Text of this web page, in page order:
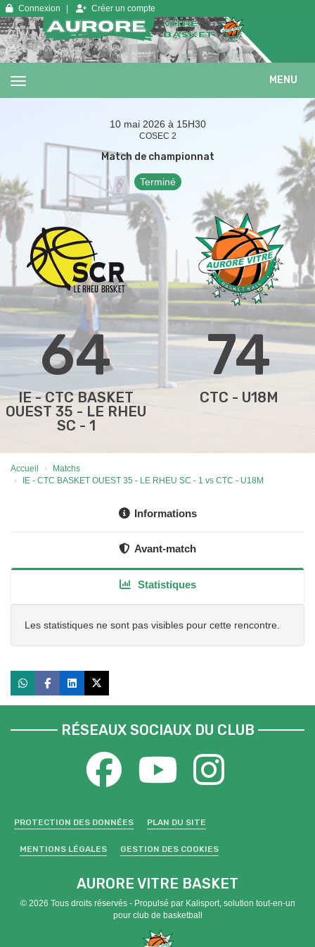
Connexion Créer un compte
MENU
10 mai 2026 à 15H30
COSEC 2
Match de championnat
Terminé
64 74
IE - CTC BASKET
OUEST 35 - LE RHEU
SC - 1
CTC - U18M
Accueil
Matchs
IE - CTC BASKET OUEST 35 - LE RHEU SC - 1 vs CTC - U18M
Informations
Avant-match
Statistiques
Les statistiques ne sont pas visibles pour cette rencontre.
RÉSEAUX SOCIAUX DU CLUB
PROTECTION DES DONNÉES PLAN DU SITE
MENTIONS LÉGALES GESTION DES COOKIES
AURORE VITRE BASKET
© 2026 Tous droits réservés - Propulsé par Kalisport, solution tout-en-un
pour club de basketball
Panneau de gestion des cookies